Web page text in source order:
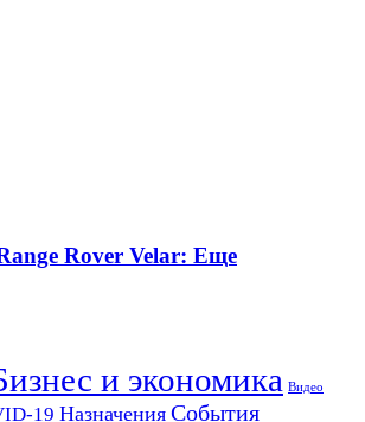
Rover Velar: Еще
и экономика Видео
19 Назначения События